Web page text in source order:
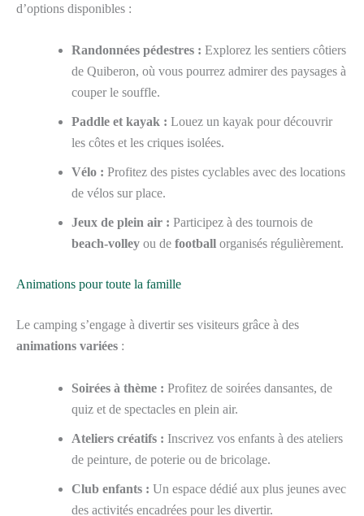
d’options disponibles :
Randonnées pédestres : Explorez les sentiers côtiers
de Quiberon, où vous pourrez admirer des paysages à
couper le souffle.
Paddle et kayak : Louez un kayak pour découvrir
les côtes et les criques isolées.
Vélo : Profitez des pistes cyclables avec des locations
de vélos sur place.
Jeux de plein air : Participez à des tournois de
beach-volley ou de football organisés régulièrement.
Animations pour toute la famille
Le camping s’engage à divertir ses visiteurs grâce à des
animations variées :
Soirées à thème : Profitez de soirées dansantes, de
quiz et de spectacles en plein air.
Ateliers créatifs : Inscrivez vos enfants à des ateliers
de peinture, de poterie ou de bricolage.
Club enfants : Un espace dédié aux plus jeunes avec
des activités encadrées pour les divertir.